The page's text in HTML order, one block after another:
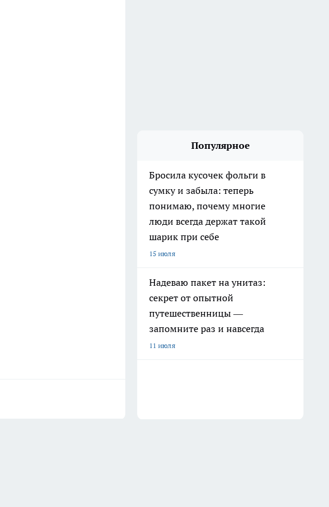
Популярное
Бросила кусочек фольги в
сумку и забыла: теперь
понимаю, почему многие
люди всегда держат такой
шарик при себе
15 июля
Надеваю пакет на унитаз:
секрет от опытной
путешественницы —
запомните раз и навсегда
11 июля